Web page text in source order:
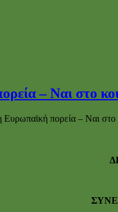
– Ναι στο
πορεία – Ναι στο